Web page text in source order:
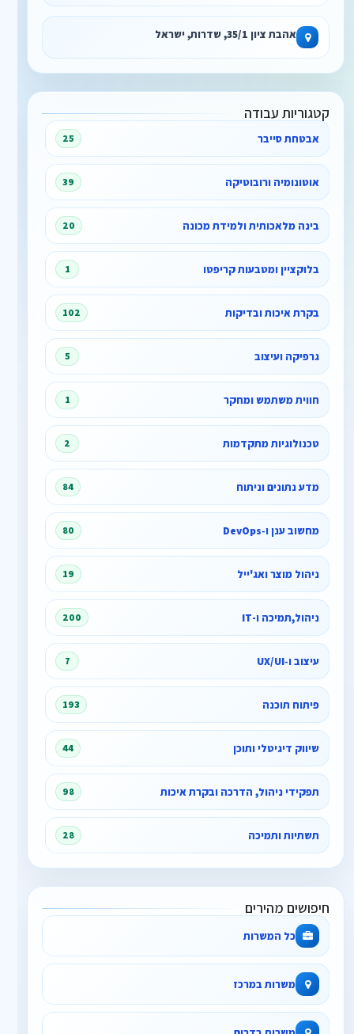
אהבת ציון 35/1, שדרות, ישראל
קטגוריות עבודה
אבטחת סייבר 25
אוטונומיה ורובוטיקה 39
בינה מלאכותית ולמידת מכונה 20
בלוקציין ומטבעות קריפטו 1
בקרת איכות ובדיקות 102
גרפיקה ועיצוב 5
חווית משתמש ומחקר 1
טכנולוגיות מתקדמות 2
מדע נתונים וניתוח 84
מחשוב ענן ו‑DevOps 80
ניהול מוצר ואג'ייל 19
ניהול,תמיכה ו-IT 200
עיצוב ו‑UX/UI 7
פיתוח תוכנה 193
שיווק דיגיטלי ותוכן 44
תפקידי ניהול, הדרכה ובקרת איכות 98
תשתיות ותמיכה 28
חיפושים מהירים
כל המשרות
משרות במרכז